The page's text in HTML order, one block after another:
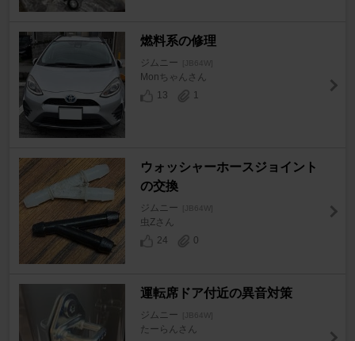
燃料系の修理
ジムニー [JB64W]
Monちゃんさん
13
1
ウォッシャーホースジョイント
の交換
ジムニー [JB64W]
虫Zさん
24
0
運転席ドア付近の異音対策
ジムニー [JB64W]
たーらんさん